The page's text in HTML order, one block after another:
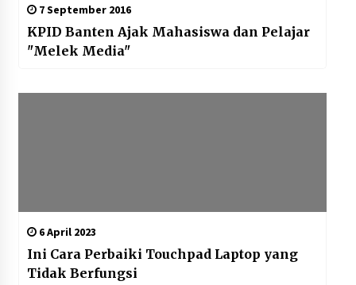
7 September 2016
KPID Banten Ajak Mahasiswa dan Pelajar
"Melek Media"
6 April 2023
Ini Cara Perbaiki Touchpad Laptop yang
Tidak Berfungsi